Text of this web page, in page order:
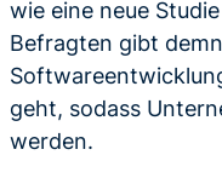
wie eine neue
Befragten gibt
geht, sodass
werden.